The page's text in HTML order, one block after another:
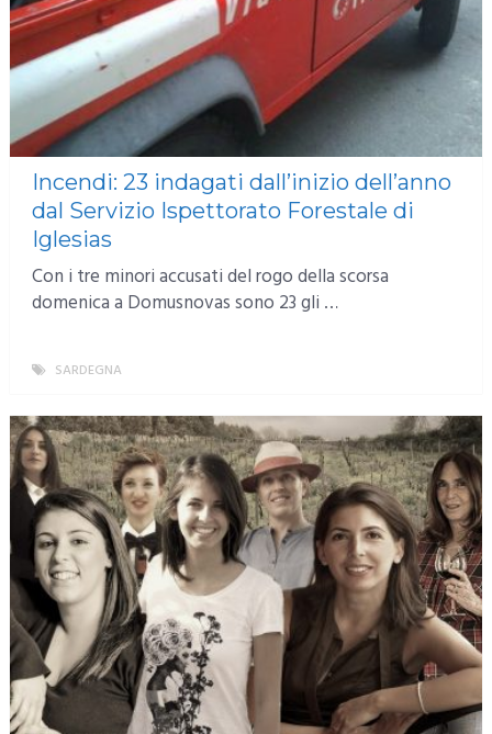
Incendi: 23 indagati dall’inizio dell’anno
dal Servizio Ispettorato Forestale di
Iglesias
Con i tre minori accusati del rogo della scorsa
domenica a Domusnovas sono 23 gli …
SARDEGNA